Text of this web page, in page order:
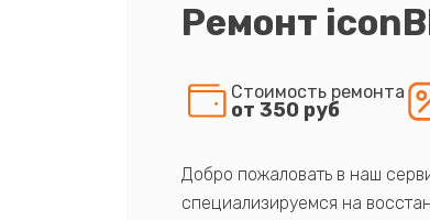
Ремонт
Стоимость ремонта
от 350 руб
Добро пожаловать в наш
специализируемся на